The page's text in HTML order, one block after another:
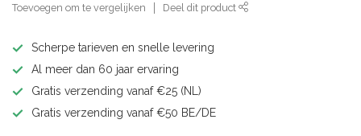
Toevoegen om te vergelijken Deel dit product
Scherpe tarieven en snelle levering
Al meer dan 60 jaar ervaring
Gratis verzending vanaf €25 (NL)
Gratis verzending vanaf €50 BE/DE